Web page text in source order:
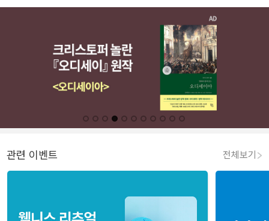
관련 이벤트 전체보기